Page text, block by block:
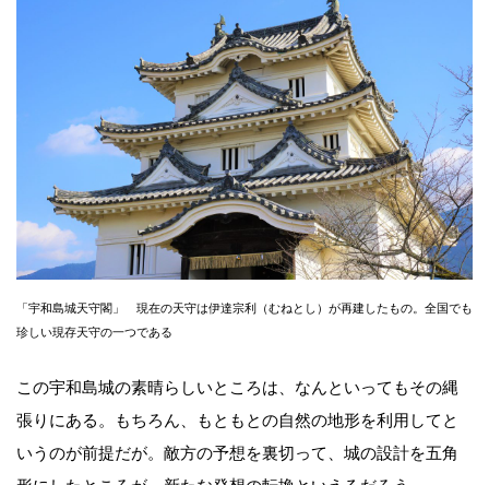
「宇和島城天守閣」 現在の天守は伊達宗利（むねとし）が再建したもの。全国でも
珍しい現存天守の一つである
この宇和島城の素晴らしいところは、なんといってもその縄
張りにある。もちろん、もともとの自然の地形を利用してと
いうのが前提だが。敵方の予想を裏切って、城の設計を五角